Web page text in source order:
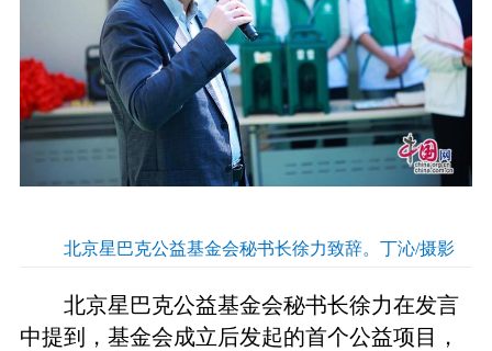
北京星巴克公益基金会秘书长徐力致辞。丁沁/摄影
北京星巴克公益基金会秘书长徐力在发言
中提到，基金会成立后发起的首个公益项目，